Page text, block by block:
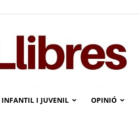
INFANTIL I JUVENIL OPINIÓ